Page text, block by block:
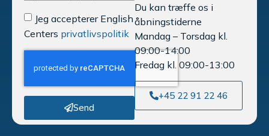
Jeg accepterer English
Centers privatlivspolitik
Send
Du kan træffe os i
åbningstiderne
Mandag – Torsdag kl.
09:00-14:00
Fredag kl. 09:00-13:00
+45 22 91 22 46